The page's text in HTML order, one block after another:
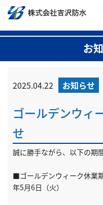
お
2025.04.22 お知らせ
ゴールデンウィ
せ
誠に勝手ながら、以下の期
■ゴールデンウィーク休業
年5月6日（火）